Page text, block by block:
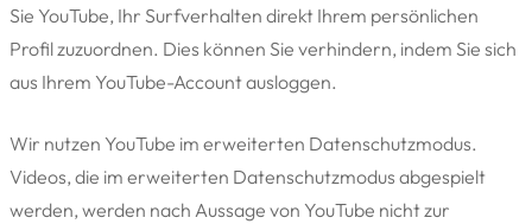
Sie YouTube, Ihr Surfverhalten direkt Ihrem persönlichen
Profil zuzuordnen. Dies können Sie verhindern, indem Sie sich
aus Ihrem YouTube-Account ausloggen.
Wir nutzen YouTube im erweiterten Datenschutzmodus.
Videos, die im erweiterten Datenschutzmodus abgespielt
werden, werden nach Aussage von YouTube nicht zur